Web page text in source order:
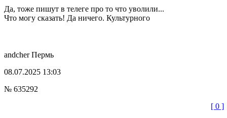
Да, тоже пишут в телеге про то что уволили...
Что могу сказать! Да ничего. Культурного
andcherПермь
08.07.2025 13:03
№ 635292
[ 0 ]